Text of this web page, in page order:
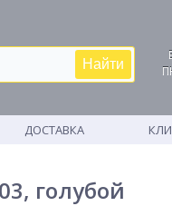
Найти
ДОСТАВКА
голубой